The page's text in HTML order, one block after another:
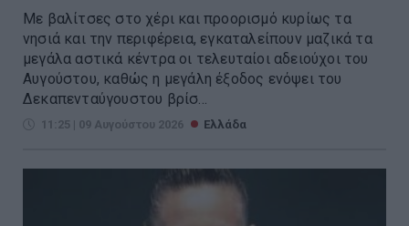
Με βαλίτσες στο χέρι και προορισμό κυρίως τα
νησιά και την περιφέρεια, εγκαταλείπουν μαζικά τα
μεγάλα αστικά κέντρα οι τελευταίοι αδειούχοι του
Αυγούστου, καθώς η μεγάλη έξοδος ενόψει του
Δεκαπενταύγουστου βρίσ...
11:25 | 09 Αυγούστου 2026 Ελλάδα